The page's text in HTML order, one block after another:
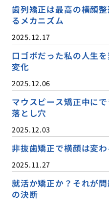
歯列矯正は最高の横顔
るメカニズム
2025.12.17
口ゴボだった私の人生
変化
2025.12.06
マウスピース矯正中に
落とし穴
2025.12.03
非抜歯矯正で横顔は変
2025.11.27
就活か矯正か？それが
の決断